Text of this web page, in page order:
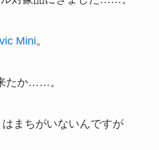
Mini。
たか……。
まちがいないんですが